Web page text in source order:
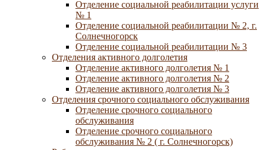
Отделение социальной реабилитации услуги
№ 1
Отделение социальной реабилитации № 2, г.
Солнечногорск
Отделение социальной реабилитации № 3
Отделения активного долголетия
Отделение активного долголетия № 1
Отделение активного долголетия № 2
Отделение активного долголетия № 3
Отделения срочного социального обслуживания
Отделение срочного социального
обслуживания
Отделение срочного социального
обслуживания № 2 ( г. Солнечногорск)